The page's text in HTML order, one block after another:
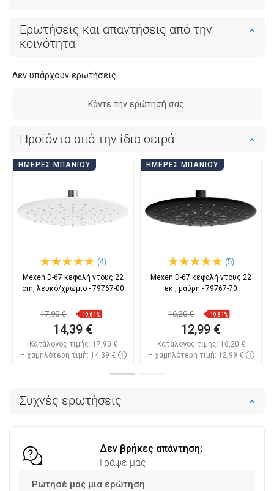
Συχνές ερωτήσεις
Δεν βρήκες απάντηση;
Γράψε μας
Ρώτησέ μας μια ερώτηση
Ερωτήσεις και απαντήσεις από την
κοινότητα
Δεν υπάρχουν ερωτήσεις.
Κάντε την ερώτησή σας.
Προϊόντα από την ίδια σειρά
ΗΜΈΡΕΣ ΜΠΆΝΙΟΥ
(4)
Mexen D-67 κεφαλή ντους 22
cm, λευκό/χρώμιο - 79767-00
17,90 € -19,61%
14,39 €
Κατάλογος τιμής: 17,90 €
Η χαμηλότερη τιμή: 14,39 €
ΗΜΈΡΕΣ ΜΠΆΝΙΟΥ
(5)
Mexen D-67 κεφαλή ντους 22
εκ., μαύρη - 79767-70
16,20 € -19,81%
12,99 €
Κατάλογος τιμής: 16,20 €
Η χαμηλότερη τιμή: 12,99 €